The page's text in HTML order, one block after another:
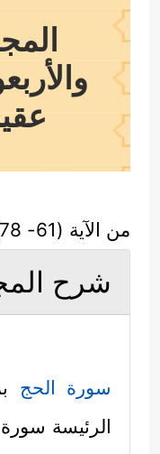
من الآية (61- 78)
شرح
سورة الحج
الرئيسة